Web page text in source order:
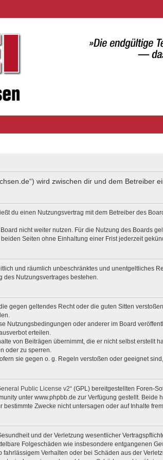
wird zwischen dir und dem Betreiber
du einen Nutzungsvertrag mit dem Betreiber des
nicht weiter nutzen. Für die Nutzung des Boards
Seiten ohne Einhaltung einer Frist jederzeit
und räumlich unbeschränktes und unentgeltliches
des Nutzungsvertrages bestehen.
gegen geltendes Recht oder die guten Sitten
Nutzungsbedingungen oder anderer im Board
erteilen.
von Beiträgen übernimmt, die er nicht selbst erstellt
oder zu sperren.
sie gegen o. g. Regeln verstoßen oder geeignet
Public License v2“ (GPL) bereitgestellten Foren-
unter www.phpbb.de zur Verfügung gestellt. Beide
Zwecke nicht untersagen oder auf Inhalte
und der Verletzung wesentlicher
Folgeschäden wie insbesondere entgangenen
Verhalten oder bei Schäden aus der